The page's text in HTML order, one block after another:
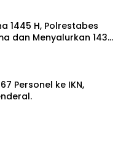
1445 H, Polrestabes
dan Menyalurkan 143
Personel ke IKN,